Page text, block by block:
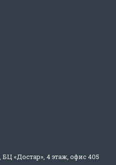
«Достар», 4 этаж, офис 405